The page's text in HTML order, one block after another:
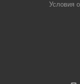
Условия